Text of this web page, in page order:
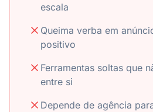
escala
Queima verba em
positivo
Ferramentas soltas que
entre si
Depende de agência